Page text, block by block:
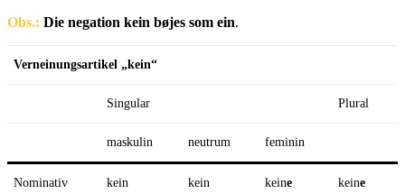
Obs.: Die negation kein bøjes som ein.
Verneinungsartikel „kein“
Singular Plural
maskulin neutrum feminin
Nominativ kein kein keine keine